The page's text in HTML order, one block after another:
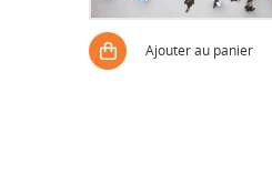
Ajouter au panier